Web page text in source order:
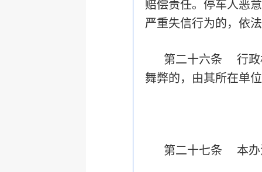
赔偿责任。停车人恶
严重失信行为的，依
第二十六条 行政
舞弊的，由其所在单
第二十七条 本办